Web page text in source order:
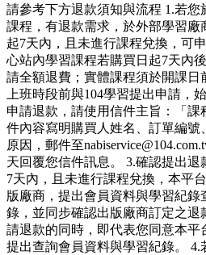
請參考下方退款須知與流程 1.若
課程，有退款需求，於外部學習廠
起7天內，且未進行課程兌換，可
心站內學習課程若購買日起7天內
請全額退費；實體課程須於開課日
上班時段前與104學習提出申請，
申請退款，請使用信件主旨：「
件內容寫明購買人姓名、訂單編號
原因，郵件至
天回覆您信件訊息。 3.確認提出
7天內，且未進行課程兌換，本平
版廠商，提出會員資料與學習紀
錄，並同步確認出版廠商訂定之退
請退款的同時，即代表您同意本平
提出查詢會員資料與學習紀錄。 4.